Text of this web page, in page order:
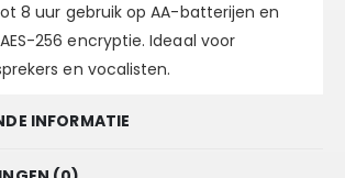
8 uur gebruik op AA-batterijen en
256 encryptie. Ideaal voor
en vocalisten.
INFORMATIE